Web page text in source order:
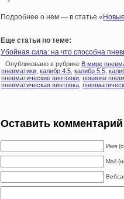
Подробнее о нем — в статье «
Еще статьи по теме:
Убойная сила: на что способна
Опубликовано в рубрике В мире
пневматики калибр 4.5 калибр 5.5
пневматические винтовки новинки
пневматическая винтовка
Оставить комментарий
Имя
Mail